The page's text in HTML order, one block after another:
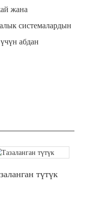
жана
системалардын
абдан
түтүк